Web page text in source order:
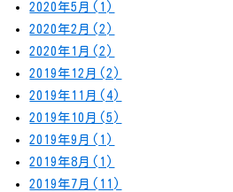
2020年5月(1)
2020年2月(2)
2020年1月(2)
2019年12月(2)
2019年11月(4)
2019年10月(5)
2019年9月(1)
2019年8月(1)
2019年7月(11)